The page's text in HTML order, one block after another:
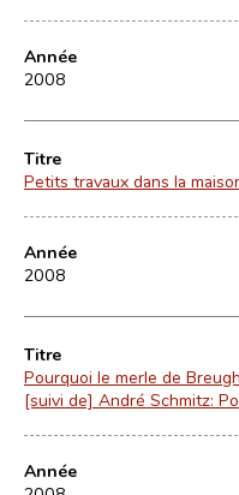
Année
2008
Titre
Petits travaux dans la
Année
2008
Titre
Pourquoi le merle de
[suivi de] André Schmitz:
Année